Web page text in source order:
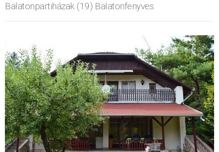
Balatonpartiházak (19) Balatonfenyves